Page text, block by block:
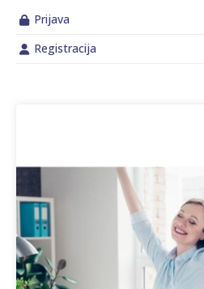
Prijava
Registracija